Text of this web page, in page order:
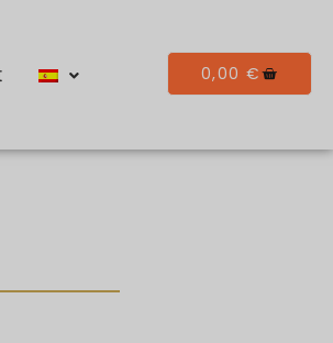
0,00 €